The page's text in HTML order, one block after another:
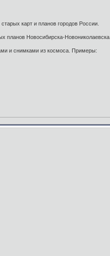
карт и планов городов России.
планов Новосибирска-Новониколаевска.
и снимками из космоса. Примеры: